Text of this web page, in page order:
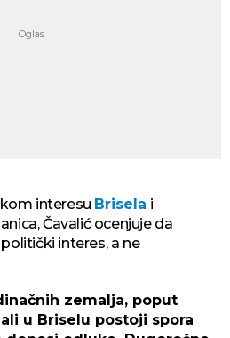
interesu Brisela i
Čavalić ocenjuje da
interes, a ne
zemalja, poput
u Briselu postoji spora